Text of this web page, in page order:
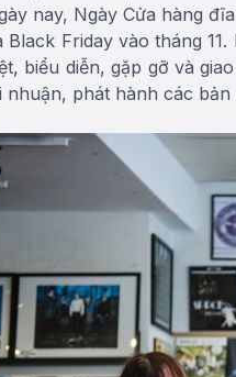
nay, Ngày Cửa hàng
Black Friday vào tháng
biểu diễn, gặp gỡ và
nhuận, phát hành các